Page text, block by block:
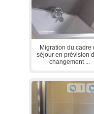
Migration du cadre
séjour en prévision
changement ...
1